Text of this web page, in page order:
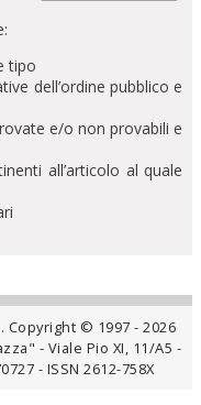
tipo
dell’ordine pubblico e
e/o non provabili e
all’articolo al quale
© 1997 - 2026
- Viale Pio XI, 11/A5 -
- ISSN 2612-758X